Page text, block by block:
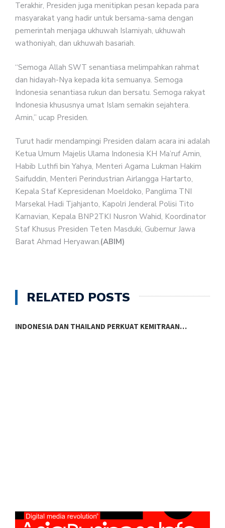
Terakhir, Presiden juga menitipkan pesan kepada para
masyarakat yang hadir untuk bersama-sama dengan
pemerintah menjaga ukhuwah Islamiyah, ukhuwah
wathoniyah, dan ukhuwah basariah.
“Semoga Allah SWT senantiasa melimpahkan rahmat
dan hidayah-Nya kepada kita semuanya. Semoga
Indonesia senantiasa rukun dan bersatu. Semoga rakyat
Indonesia khususnya umat Islam semakin sejahtera.
Amin,” ucap Presiden.
Turut hadir mendampingi Presiden dalam acara ini adalah
Ketua Umum Majelis Ulama Indonesia KH Ma’ruf Amin,
Habib Luthfi bin Yahya, Menteri Agama Lukman Hakim
Saifuddin, Menteri Perindustrian Airlangga Hartarto,
Kepala Staf Kepresidenan Moeldoko, Panglima TNI
Marsekal Hadi Tjahjanto, Kapolri Jenderal Polisi Tito
Karnavian, Kepala BNP2TKI Nusron Wahid, Koordinator
Staf Khusus Presiden Teten Masduki, Gubernur Jawa
Barat Ahmad Heryawan.(ABIM)
RELATED POSTS
INDONESIA DAN THAILAND PERKUAT KEMITRAAN…